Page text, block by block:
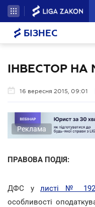
БІЗНЕС
ІНВЕСТОР НА
16 вересня 2015, 09:01
Реклама
ПРАВОВА ПОДІЯ:
ДФС у листі №
особливості